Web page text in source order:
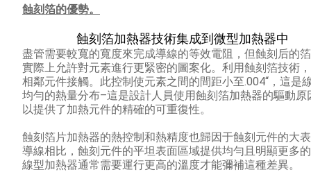
蝕刻箔的優勢。
蝕刻箔加熱器技術集成到微型加熱器中
盡管需要較寬的寬度來完成導線的等效電阻，但蝕刻后的
實際上允許對元素進行更緊密的圖案化。 利用蝕刻箔技術
相鄰元件接觸。 此控制使元素之間的間距小至.004“，這是
均勻的熱量分布–這是設計人員使用蝕刻箔加熱器的驅動原
以提供了加熱元件的精確的可重復性。
蝕刻箔片加熱器的熱控制和熱精度也歸因于蝕刻元件的大
導線相比，蝕刻元件的平坦表面區域提供均勻且明顯更多
線型加熱器通常需要運行更高的溫度才能彌補這種差異。